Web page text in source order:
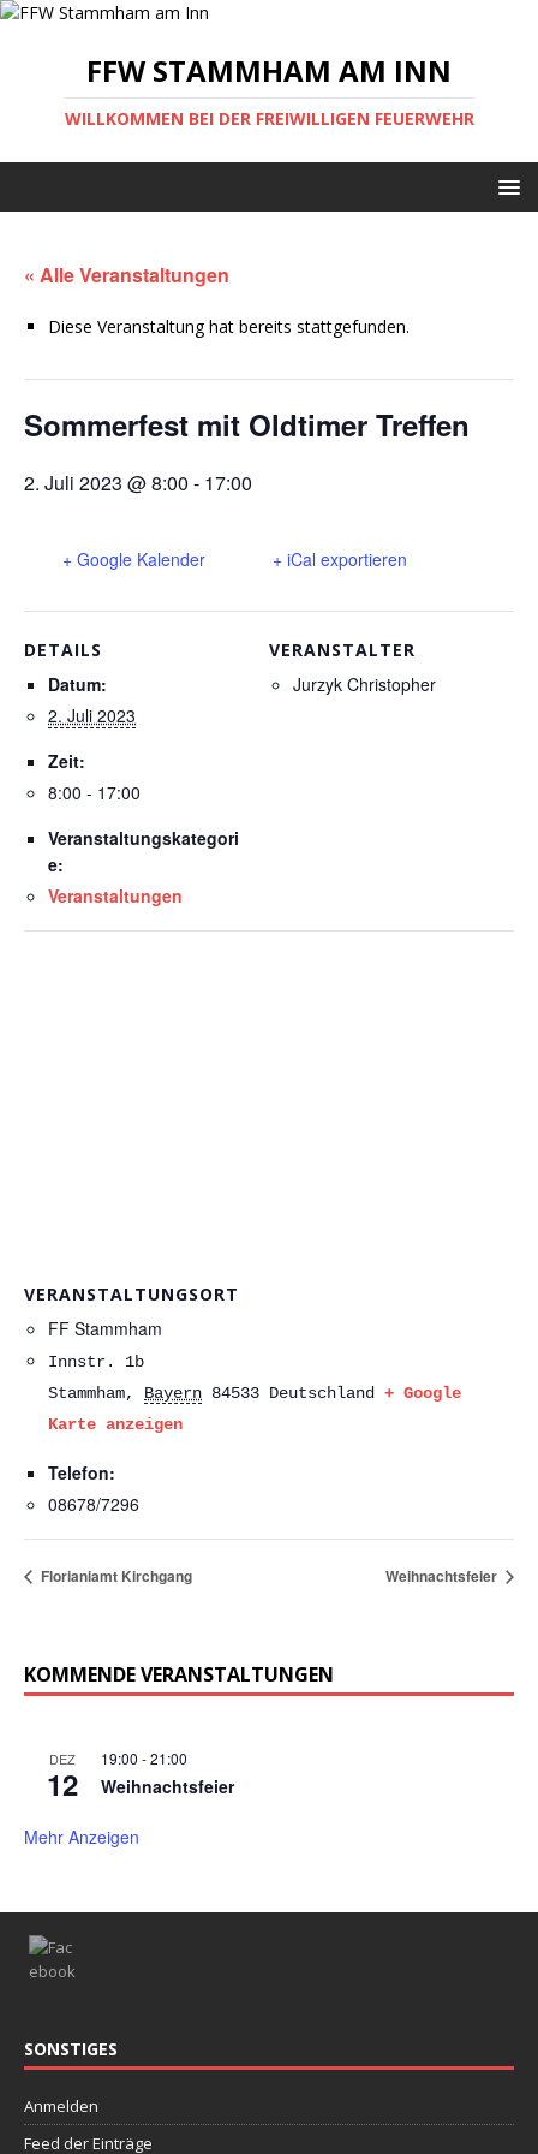
FFW STAMMHAM AM INN
WILLKOMMEN BEI DER FREIWILLIGEN FEUERWEHR
« Alle Veranstaltungen
Diese Veranstaltung hat bereits stattgefunden.
Sommerfest mit Oldtimer Treffen
2. Juli 2023 @ 8:00 - 17:00
+ Google Kalender + iCal exportieren
DETAILS
Datum:
2. Juli 2023
Zeit:
8:00 - 17:00
Veranstaltungskategori
e:
Veranstaltungen
VERANSTALTER
Jurzyk Christopher
VERANSTALTUNGSORT
FF Stammham
Innstr. 1b
Stammham, Bayern 84533 Deutschland
+ Google
Karte anzeigen
Telefon:
08678/7296
Florianiamt Kirchgang Weihnachtsfeier
KOMMENDE VERANSTALTUNGEN
DEZ
12
19:00 -21:00
Weihnachtsfeier
Mehr Anzeigen
SONSTIGES
Anmelden
Feed der Einträge